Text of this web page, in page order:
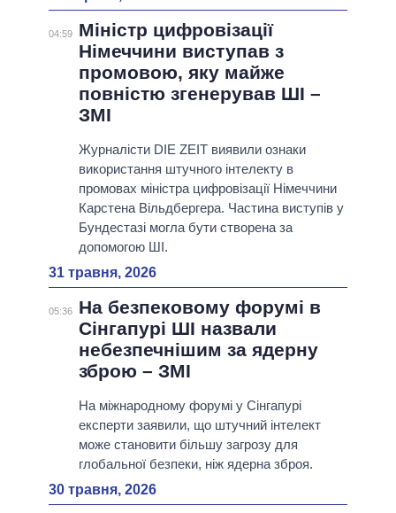
04:59
Міністр цифровізації
Німеччини виступав з
промовою, яку майже
повністю згенерував ШІ –
ЗМІ
Журналісти DIE ZEIT виявили ознаки
використання штучного інтелекту в
промовах міністра цифровізації Німеччини
Карстена Вільдбергера. Частина виступів у
Бундестазі могла бути створена за
допомогою ШІ.
31 травня, 2026
05:36
На безпековому форумі в
Сінгапурі ШІ назвали
небезпечнішим за ядерну
зброю – ЗМІ
На міжнародному форумі у Сінгапурі
експерти заявили, що штучний інтелект
може становити більшу загрозу для
глобальної безпеки, ніж ядерна зброя.
30 травня, 2026